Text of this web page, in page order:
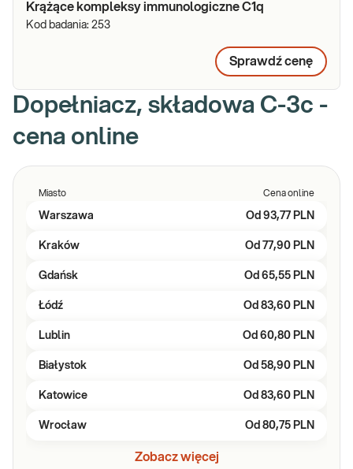
Krążące kompleksy immunologiczne C1q
Kod badania: 253
Sprawdź cenę
Dopełniacz, składowa C-3c -
cena online
Miasto Cena online
Warszawa Od 93,77 PLN
Kraków Od 77,90 PLN
Gdańsk Od 65,55 PLN
Łódź Od 83,60 PLN
Lublin Od 60,80 PLN
Białystok Od 58,90 PLN
Katowice Od 83,60 PLN
Wrocław Od 80,75 PLN
Zobacz więcej